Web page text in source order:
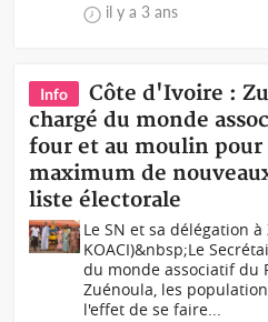
il y a 3 ans
Info
Côte d'Ivoire :
chargé du monde
four et au moulin pour
maximum de
liste électorale
Le SN et sa délégation
KOACI)&nbsp;Le
du monde associatif du
Zuénoula, les
l'effet de se faire...